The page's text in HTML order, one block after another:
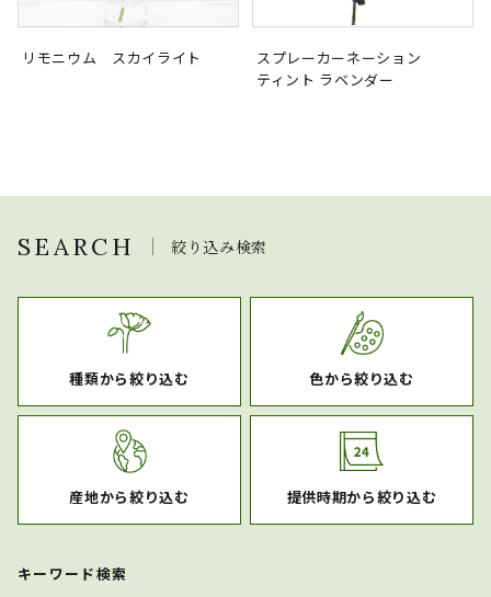
リモニウム スカイライト
スプレーカーネーション
ティント ラベンダー
SEARCH 絞り込み検索
種類から絞り込む 色から絞り込む
産地から絞り込む 提供時期から絞り込む
キーワード検索